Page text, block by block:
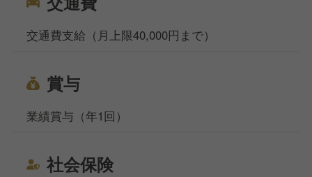
交通費支給（月上限40,000円まで）
賞与
業績賞与（年1回）
社会保険